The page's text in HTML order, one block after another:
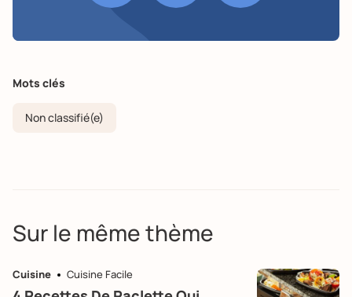
Mots clés
Non classifié(e)
Sur le même thème
Cuisine Cuisine Facile